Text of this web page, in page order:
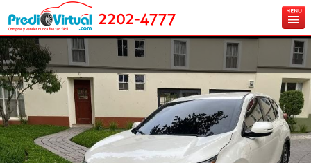
2202-4777
Inicio
Ingresa tu vehículo gratis
Carros en venta
Créditos y Seguros
Contáctanos